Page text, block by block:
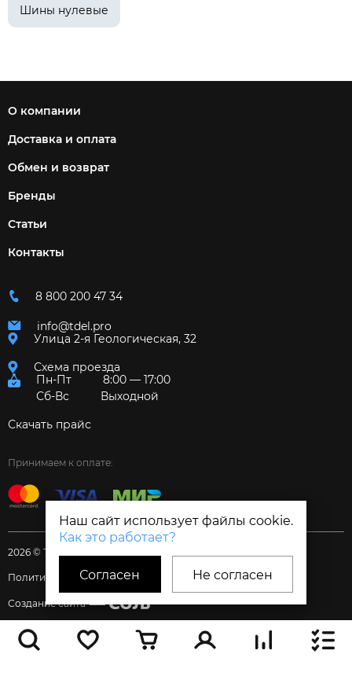
Наш сайт использует файлы cookie.
Как это работает?
Согласен Не согласен
Шины нулевые
О компании
Доставка и оплата
Обмен и возврат
Бренды
Статьи
Контакты
8 800 200 47 34
info@tdel.pro
Улица 2-я Геологическая, 32
Схема проезда
Пн-Пт
8:00 — 17:00
Сб-Вс
Выходной
Скачать прайс
Принимаем к оплате:
2026 © Торговый дом «Электрум»
Политика и Согласия
Создание сайта